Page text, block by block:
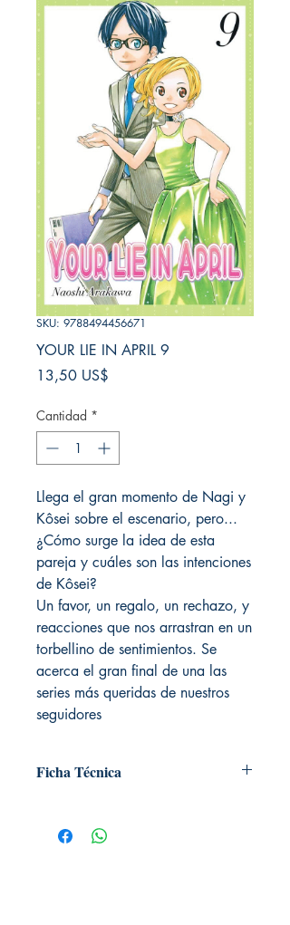
SKU: 9788494456671
YOUR LIE IN APRIL 9
13,50 US$
Cantidad *
Llega el gran momento de Nagi y
Kôsei sobre el escenario, pero...
¿Cómo surge la idea de esta
pareja y cuáles son las intenciones
de Kôsei?
Un favor, un regalo, un rechazo, y
reacciones que nos arrastran en un
torbellino de sentimientos. Se
acerca el gran final de una las
series más queridas de nuestros
seguidores
Ficha Técnica
Editorial: MILKY WAY
Idioma: Castellano